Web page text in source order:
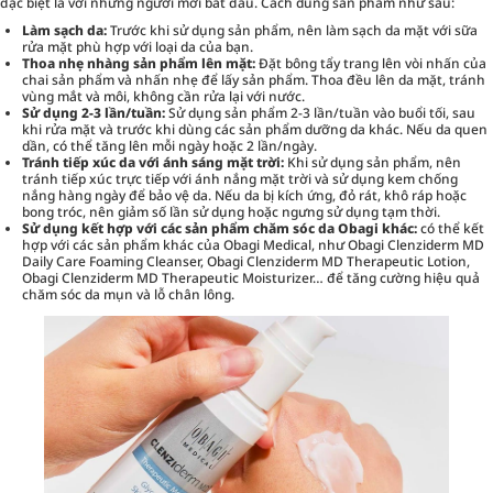
Làm sạch da:Trước khi sử dụng sản phẩm, nên làm sạch da mặt với sữa
rửa mặt phù hợp với loại da của bạn.
Thoa nhẹ nhàng sản phẩm lên mặt:Đặt bông tẩy trang lên vòi nhấn của
chai sản phẩm và nhấn nhẹ để lấy sản phẩm. Thoa đều lên da mặt, tránh
vùng mắt và môi, không cần rửa lại với nước.
Sử dụng 2-3 lần/tuần:Sử dụng sản phẩm 2-3 lần/tuần vào buổi tối, sau
khi rửa mặt và trước khi dùng các sản phẩm dưỡng da khác. Nếu da quen
dần, có thể tăng lên mỗi ngày hoặc 2 lần/ngày.
Tránh tiếp xúc da với ánh sáng mặt trời: Khi sử dụng sản phẩm, nên
tránh tiếp xúc trực tiếp với ánh nắng mặt trời và sử dụng kem chống
nắng hàng ngày để bảo vệ da. Nếu da bị kích ứng, đỏ rát, khô ráp hoặc
bong tróc, nên giảm số lần sử dụng hoặc ngưng sử dụng tạm thời.
Sử dụng kết hợp với các sản phẩm chăm sóc da Obagi khác:có thể kết
hợp với các sản phẩm khác của Obagi Medical, như Obagi Clenziderm MD
Daily Care Foaming Cleanser, Obagi Clenziderm MD Therapeutic Lotion,
Obagi Clenziderm MD Therapeutic Moisturizer… để tăng cường hiệu quả
chăm sóc da mụn và lỗ chân lông.